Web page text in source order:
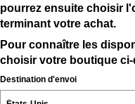
pourrez ensuite choisir
terminant votre achat.
Pour connaître les
choisir votre boutique
Destination d'envoi